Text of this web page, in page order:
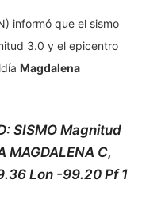
informó que el sismo
3.0 y el epicentro
Magdalena
SISMO Magnitud
MAGDALENA C,
Lon -99.20 Pf 1